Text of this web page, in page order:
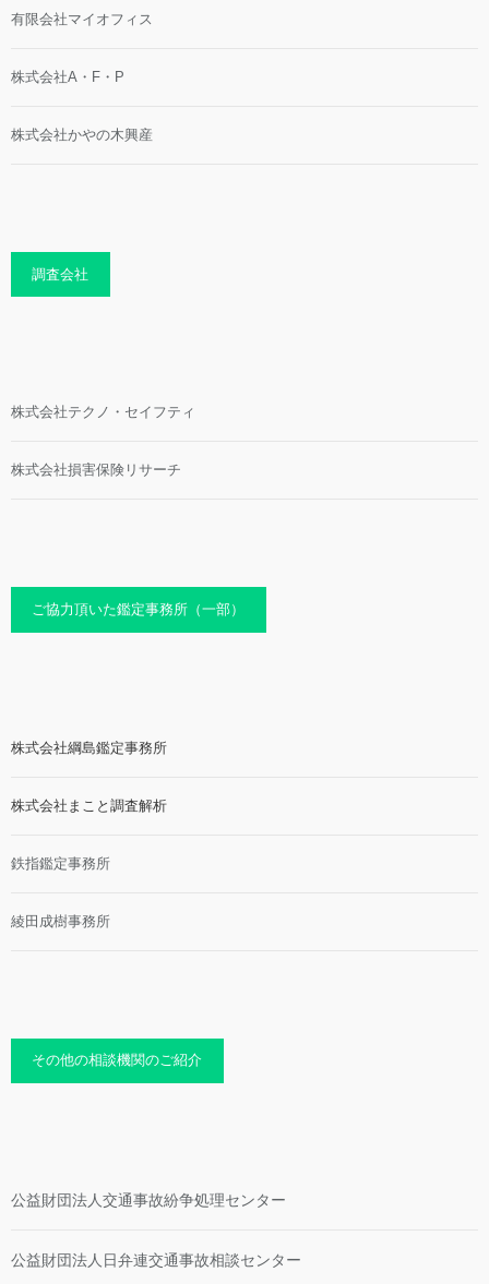
有限会社マイオフィス
株式会社A・F・P
株式会社かやの木興産
調査会社
株式会社テクノ・セイフティ
株式会社損害保険リサーチ
ご協力頂いた鑑定事務所（一部）
株式会社綱島鑑定事務所
株式会社まこと調査解析
鉄指鑑定事務所
綾田成樹事務所
その他の相談機関のご紹介
公益財団法人交通事故紛争処理センター
公益財団法人日弁連交通事故相談センター